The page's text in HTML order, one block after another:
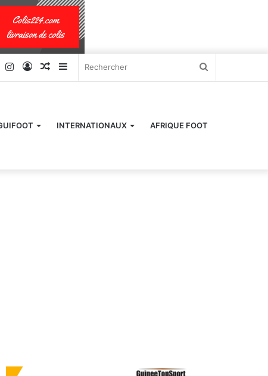
Sidebar
latérale)
Article
Connexion
Instagram
YouTube
INTERNATIONAUX AFRIQUE FOOT